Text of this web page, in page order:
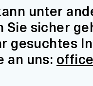
unter
Sie sicher
gesuchtes
an uns: